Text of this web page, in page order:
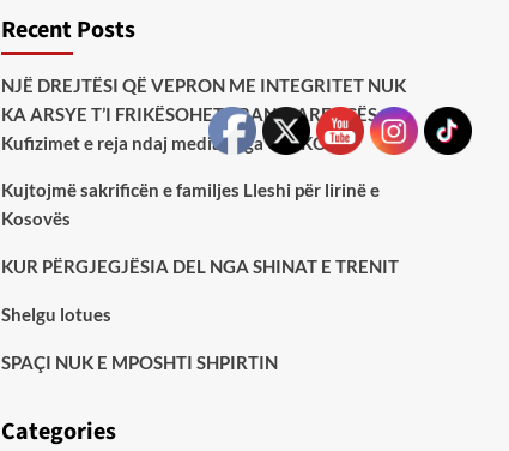
Recent Posts
NJË DREJTËSI QË VEPRON ME INTEGRITET NUK
KA ARSYE T’I FRIKËSOHET TRANSPARENCËS —
Kufizimet e reja ndaj medias nga GJKKO
Kujtojmë sakrificën e familjes Lleshi për lirinë e
Kosovës
KUR PËRGJEGJËSIA DEL NGA SHINAT E TRENIT
Shelgu lotues
SPAÇI NUK E MPOSHTI SHPIRTIN
Categories